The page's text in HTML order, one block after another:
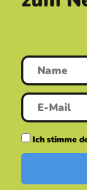
Ich stimme